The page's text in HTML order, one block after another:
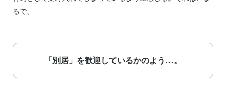
るで、
「別居」を歓迎しているかのよう…。